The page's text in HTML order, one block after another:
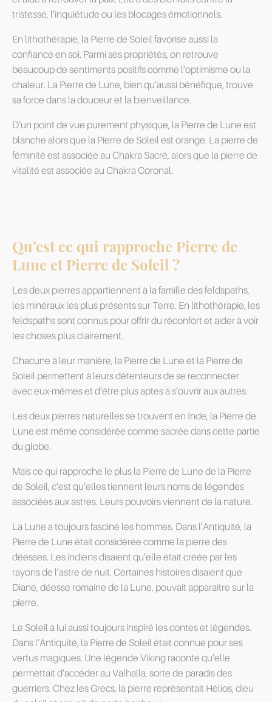
tristesse, l’inquiétude ou les blocages émotionnels.
En lithothérapie, la Pierre de Soleil favorise aussi la
confiance en soi. Parmi ses propriétés, on retrouve
beaucoup de sentiments positifs comme l’optimisme ou la
chaleur. La Pierre de Lune, bien qu’aussi bénéfique, trouve
sa force dans la douceur et la bienveillance.
D’un point de vue purement physique, la Pierre de Lune est
blanche alors que la Pierre de Soleil est orange. La pierre de
féminité est associée au Chakra Sacré, alors que la pierre de
vitalité est associée au Chakra Coronal.
Qu’est ce qui rapproche Pierre de
Lune et Pierre de Soleil ?
Les deux pierres appartiennent à la famille des feldspaths,
les minéraux les plus présents sur Terre. En lithothérapie, les
feldspaths sont connus pour offrir du réconfort et aider à voir
les choses plus clairement.
Chacune à leur manière, la Pierre de Lune et la Pierre de
Soleil permettent à leurs détenteurs de se reconnecter
avec eux-mêmes et d’être plus aptes à s’ouvrir aux autres.
Les deux pierres naturelles se trouvent en Inde, la Pierre de
Lune est même considérée comme sacrée dans cette partie
du globe.
Mais ce qui rapproche le plus la Pierre de Lune de la Pierre
de Soleil, c’est qu’elles tiennent leurs noms de légendes
associées aux astres. Leurs pouvoirs viennent de la nature.
La Lune a toujours fasciné les hommes. Dans l’Antiquité, la
Pierre de Lune était considérée comme la pierre des
déesses. Les indiens disaient qu’elle était créée par les
rayons de l’astre de nuit. Certaines histoires disaient que
Diane, déesse romaine de la Lune, pouvait apparaitre sur la
pierre.
Le Soleil a lui aussi toujours inspiré les contes et légendes.
Dans l’Antiquité, la Pierre de Soleil était connue pour ses
vertus magiques. Une légende Viking raconte qu’elle
permettait d’accéder au Valhalla, sorte de paradis des
guerriers. Chez les Grecs, la pierre représentait Hélios, dieu